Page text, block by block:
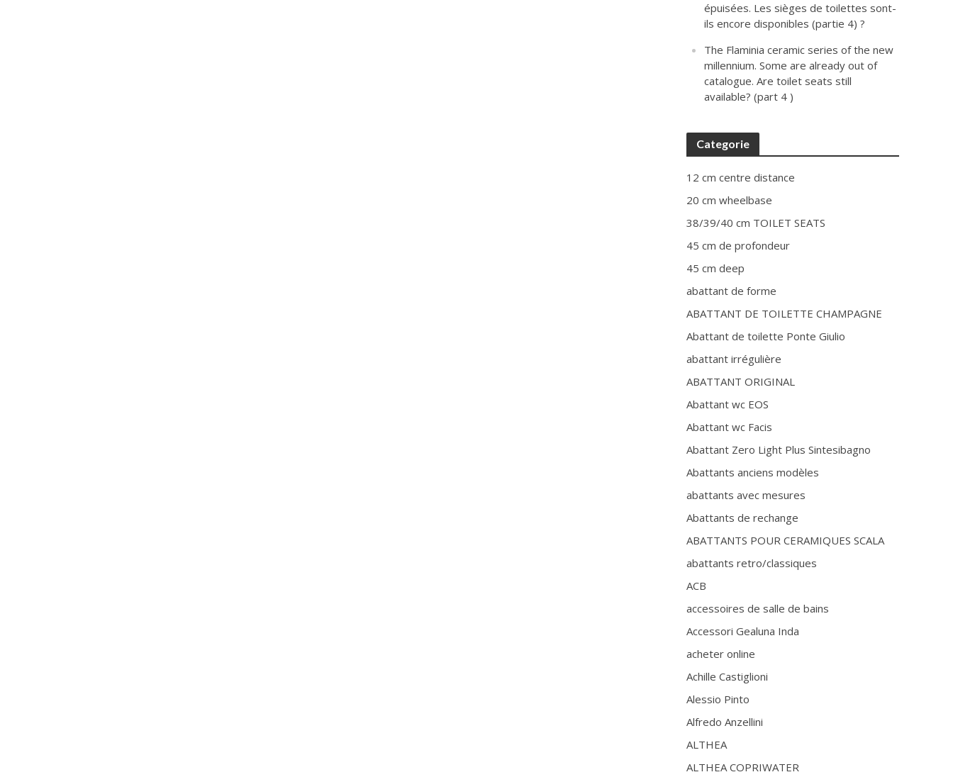
épuisées. Les sièges de toilettes sont-
ils encore disponibles (partie 4) ?
The Flaminia ceramic series of the new
millennium. Some are already out of
catalogue. Are toilet seats still
available? (part 4 )
Categorie
12 cm centre distance
20 cm wheelbase
38/39/40 cm TOILET SEATS
45 cm de profondeur
45 cm deep
abattant de forme
ABATTANT DE TOILETTE CHAMPAGNE
Abattant de toilette Ponte Giulio
abattant irrégulière
ABATTANT ORIGINAL
Abattant wc EOS
Abattant wc Facis
Abattant Zero Light Plus Sintesibagno
Abattants anciens modèles
abattants avec mesures
Abattants de rechange
ABATTANTS POUR CERAMIQUES SCALA
abattants retro/classiques
ACB
accessoires de salle de bains
Accessori Gealuna Inda
acheter online
Achille Castiglioni
Alessio Pinto
Alfredo Anzellini
ALTHEA
ALTHEA COPRIWATER